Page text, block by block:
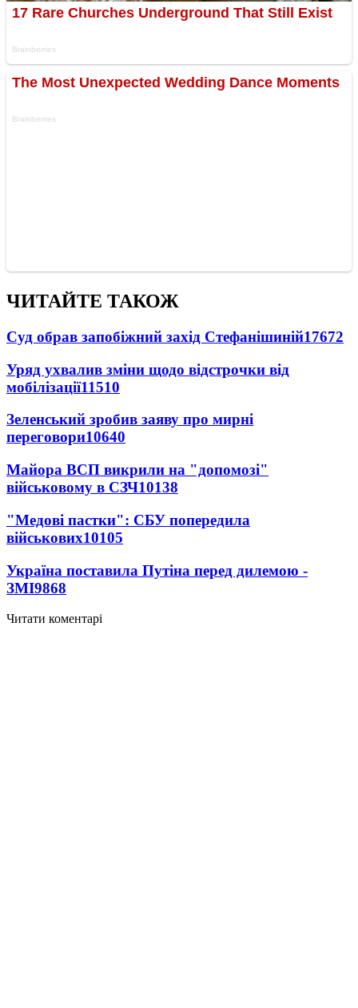
ЧИТАЙТЕ ТАКОЖ
Суд обрав запобіжний захід Стефанішиній17672
Уряд ухвалив зміни щодо відстрочки від
мобілізації11510
Зеленський зробив заяву про мирні
переговори10640
Майора ВСП викрили на "допомозі"
військовому в СЗЧ10138
"Медові пастки": СБУ попередила
військових10105
Україна поставила Путіна перед дилемою -
ЗМІ9868
Читати коментарі